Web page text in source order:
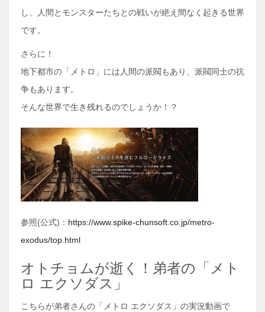
し、人間とモンスターたちとの戦いが絶え間なく起きる世界
です。
さらに！
地下都市の「メトロ」には人間の派閥もあり、派閥同士の抗
争もあります。
そんな世界で生き残れるのでしょうか！？
参照(公式)： https://www.spike-chunsoft.co.jp/metro-
exodus/top.html
オトチョムが逝く！弟者の「メト
ロ エクソダス」
こちらが弟者さんの「メトロ エクソダス」の実況動画で